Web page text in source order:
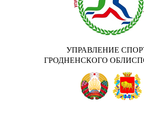
УПРАВЛЕНИЕ
ГРОДНЕНСКОГО